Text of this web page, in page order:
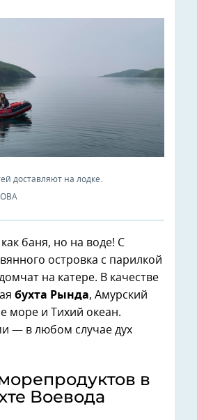
доставляют на лодке.
баня, но на воде! С
островка с парилкой
на катере. В качестве
бухта Рында, Амурский
море и Тихий океан.
— в любом случае дух
в
Воевода